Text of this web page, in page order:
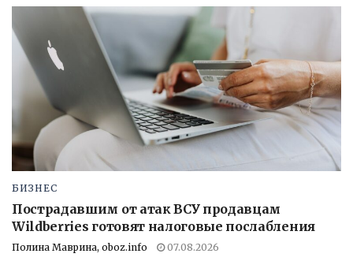
БИЗНЕС
Пострадавшим от атак ВСУ продавцам
Wildberries готовят налоговые послабления
Полина Маврина, oboz.info 07.08.2026